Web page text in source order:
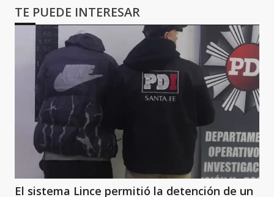
TE PUEDE INTERESAR
El sistema Lince permitió la detención de un